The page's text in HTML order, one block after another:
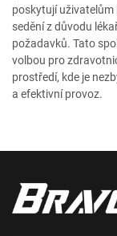
poskytují uživatelům
sedění z důvodu
požadavků. Tato
volbou pro
prostředí, kde je
a efektivní provoz.